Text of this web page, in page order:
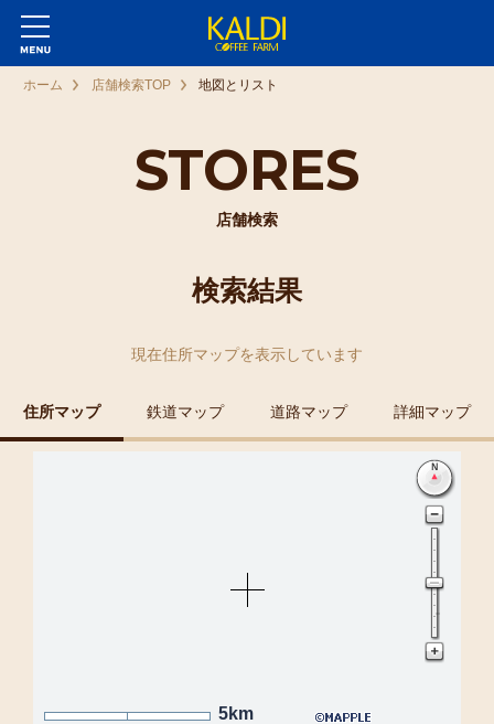
STORES
店舗検索
ホーム 店舗検索TOP 地図とリスト
検索結果
現在住所マップを表示しています
住所マップ 鉄道マップ 道路マップ 詳細マップ
5km